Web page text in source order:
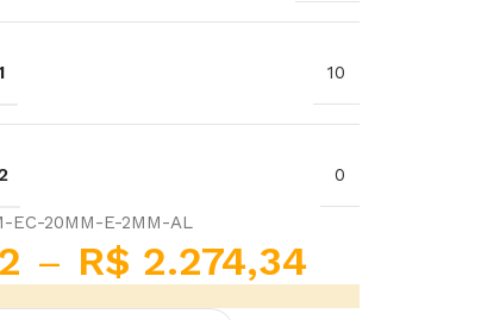
10
0
EC-20MM-E-2MM-AL
– R$ 2.274,34